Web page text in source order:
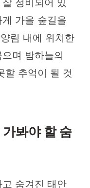
정비되어 있
가을 숲길을
림 내에 위치한
며 밤하늘의
할 추억이 될 것
봐야 할 숨
숨겨진 태안